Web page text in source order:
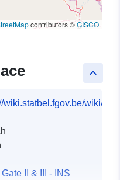
contributors ©GISCO
keyboard_arrow_up
wiki.statbel.fgov.be/wiki/
II & III - INS